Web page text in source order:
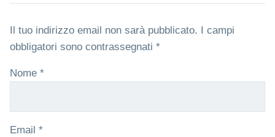
Il tuo indirizzo email non sarà pubblicato.
I campi
obbligatori sono contrassegnati *
Nome *
Email *